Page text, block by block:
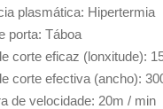
plasmática: Hipertermia
porta: Táboa
corte eficaz (lonxitude):
corte efectiva (ancho):
de velocidade: 20m / min